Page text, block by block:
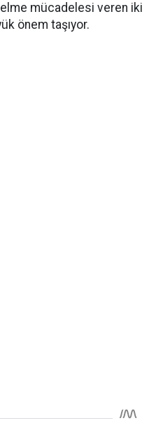
mücadelesi veren iki
önem taşıyor.